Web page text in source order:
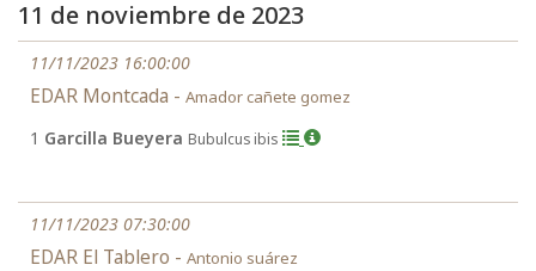
11 de noviembre de 2023
11/11/2023 16:00:00
EDAR Montcada - Amador cañete gomez
1 Garcilla Bueyera Bubulcus ibis
11/11/2023 07:30:00
EDAR El Tablero - Antonio suárez